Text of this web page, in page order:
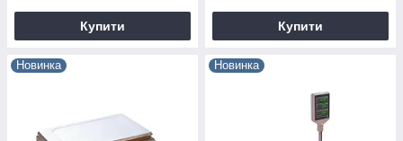
Купити Купити
Новинка Новинка